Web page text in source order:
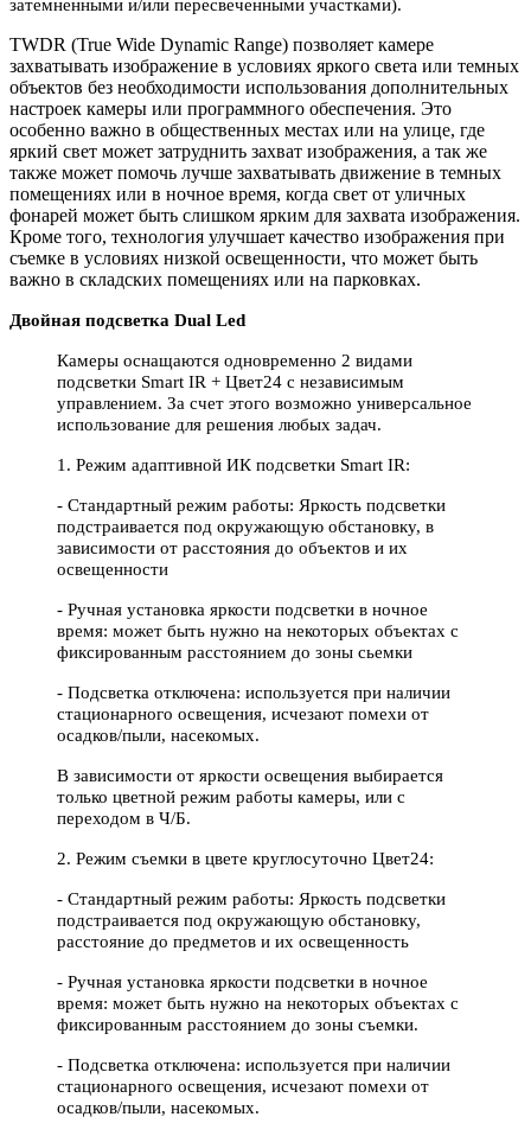
затемненными и/или пересвеченными участками).
TWDR (True Wide Dynamic Range) позволяет камере
захватывать изображение в условиях яркого света или темных
объектов без необходимости использования дополнительных
настроек камеры или программного обеспечения. Это
особенно важно в общественных местах или на улице, где
яркий свет может затруднить захват изображения, а так же
также может помочь лучше захватывать движение в темных
помещениях или в ночное время, когда свет от уличных
фонарей может быть слишком ярким для захвата изображения.
Кроме того, технология улучшает качество изображения при
съемке в условиях низкой освещенности, что может быть
важно в складских помещениях или на парковках.
Двойная подсветка Dual Led
Камеры оснащаются одновременно 2 видами
подсветки Smart IR + Цвет24 c независимым
управлением. За счет этого возможно универсальное
использование для решения любых задач.
1. Режим адаптивной ИК подсветки Smart IR:
- Стандартный режим работы: Яркость подсветки
подстраивается под окружающую обстановку, в
зависимости от расстояния до объектов и их
освещенности
- Ручная установка яркости подсветки в ночное
время: может быть нужно на некоторых объектах с
фиксированным расстоянием до зоны сьемки
- Подсветка отключена: используется при наличии
стационарного освещения, исчезают помехи от
осадков/пыли, насекомых.
В зависимости от яркости освещения выбирается
только цветной режим работы камеры, или с
переходом в Ч/Б.
2. Режим съемки в цвете круглосуточно Цвет24:
- Стандартный режим работы: Яркость подсветки
подстраивается под окружающую обстановку,
расстояние до предметов и их освещенность
- Ручная установка яркости подсветки в ночное
время: может быть нужно на некоторых объектах c
фиксированным расстоянием до зоны съемки.
- Подсветка отключена: используется при наличии
стационарного освещения, исчезают помехи от
осадков/пыли, насекомых.